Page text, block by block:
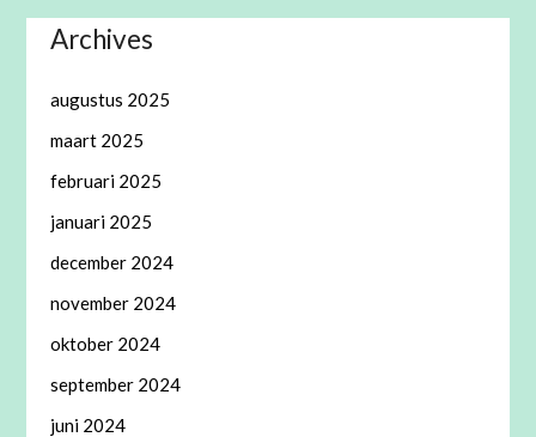
Archives
augustus 2025
maart 2025
februari 2025
januari 2025
december 2024
november 2024
oktober 2024
september 2024
juni 2024